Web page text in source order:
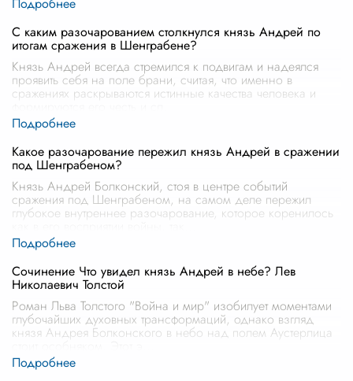
С каким разочарованием столкнулся князь Андрей по
итогам сражения в Шенграбене?
Князь Андрей всегда стремился к подвигам и надеялся
проявить себя на поле брани, считая, что именно в
сражениях раскрываются истинные качества человека и
Какое разочарование пережил князь Андрей в сражении
под Шенграбеном?
Князь Андрей Болконский, стоя в центре событий
сражения под Шенграбеном, на самом деле пережил
глубокое внутреннее разочарование, которое коренилось
Сочинение Что увидел князь Андрей в небе? Лев
Николаевич Толстой
Роман Льва Толстого "Война и мир" изобилует моментами
глубочайших духовных трансформаций, однако взгляд
князя Андрея Болконского в небо над полем Аустерлица